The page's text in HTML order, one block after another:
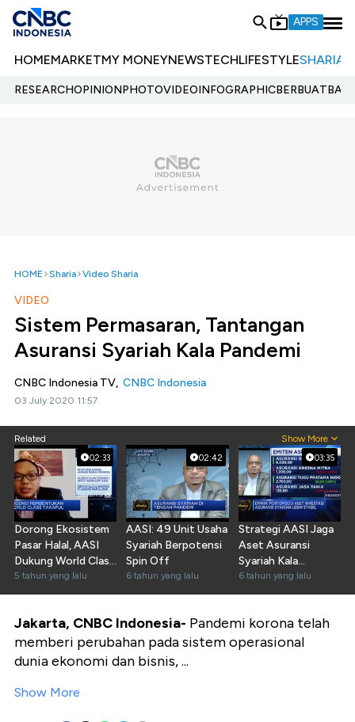
APPS
HOMEMARKETMY MONEYNEWSTECHLIFESTYLESHARIA
RESEARCHOPINIONPHOTOVIDEOINFOGRAPHIC
HOME Sharia Video Sharia
VIDEO
Sistem Permasaran, Tantangan
Asuransi Syariah Kala Pandemi
CNBC Indonesia TV, CNBC Indonesia
03 July 2020 11:57
Related Show More
02:33
Dorong Ekosistem
Pasar Halal, AASI
Dukung World Class
Takaful
5 tahun yang lalu
02:42
AASI: 49 Unit Usaha
Syariah Berpotensi
Spin Off
6 tahun yang lalu
03:35
Strategi AASI Jaga
Aset Asuransi
Syariah Kala
PandemI
6 tahun yang lalu
Jakarta, CNBC Indonesia- Pandemi korona telah
memberi perubahan pada sistem operasional
dunia ekonomi dan bisnis, ...
Show More